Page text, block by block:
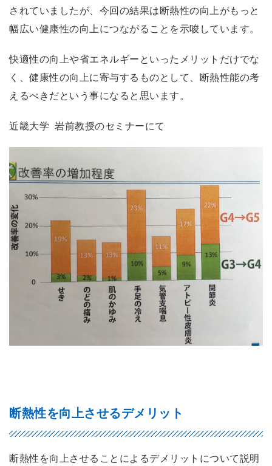
されていましたが、今回の結果は断熱性の向上がもっと
幅広い健康性の向上につながることを示唆しています。
快適性の向上や省エネルギーといったメリットだけでな
く、健康性の向上に寄与するものとして、断熱性能の考
えるべきだという事になると思います。
近畿大学 岩前教授のセミナーにて
断熱性を向上させるデメリット
断熱性を向上させることによるデメリットについて説明